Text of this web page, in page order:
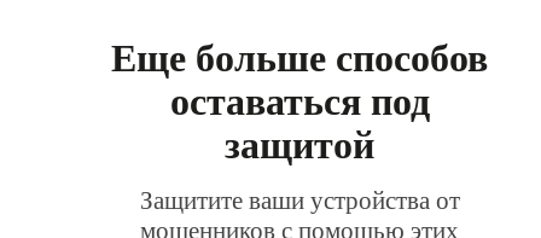
Еще больше способов
оставаться под
защитой
Защитите ваши устройства от
мошенников с помощью этих